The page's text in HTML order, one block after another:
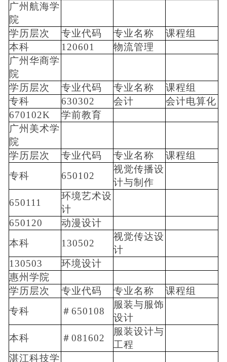
广州航海学
院
学历层次
专业代码 专业名称
课程组
本科
120601
物流管理
广州华商学
院
学历层次
专业代码 专业名称
课程组
专科
630302 会计
会计电算化
670102K
学前教育
广州美术学
院
学历层次
专业代码 专业名称
课程组
专科
650102
视觉传播设
计与制作
650111
环境艺术设
计
650120
动漫设计
本科
130502
视觉传达设
计
130503
环境设计
惠州学院
学历层次
专业代码 专业名称
课程组
专科
＃650108
服装与服饰
设计
本科
＃081602
服装设计与
工程
湛江科技学